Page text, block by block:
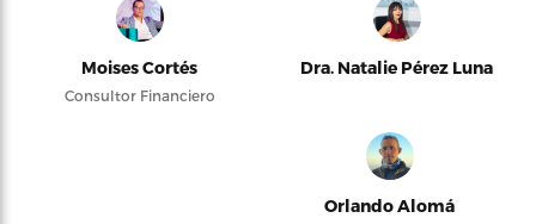
Moises Cortés
Consultor Financiero
Dra. Natalie Pérez Luna
Orlando Alomá